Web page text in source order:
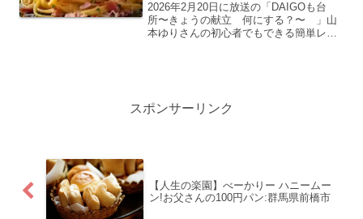
2026年2月20日に放送の「DAIGOも台
所〜きょうの献立 何にする？〜 」山
本ゆりさんの初心者でもできる簡単レシ
スポンサーリンク
【人生の楽園】べーかりー ハニームー
ン!お父さんの100円パン:群馬県前橋市